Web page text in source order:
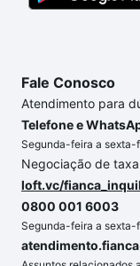
Fale Conosco
Atendimento para
Telefone e
Segunda-feira a sexta-
Negociação de
loft.vc/
0800 001 6003
Segunda-feira a sexta-